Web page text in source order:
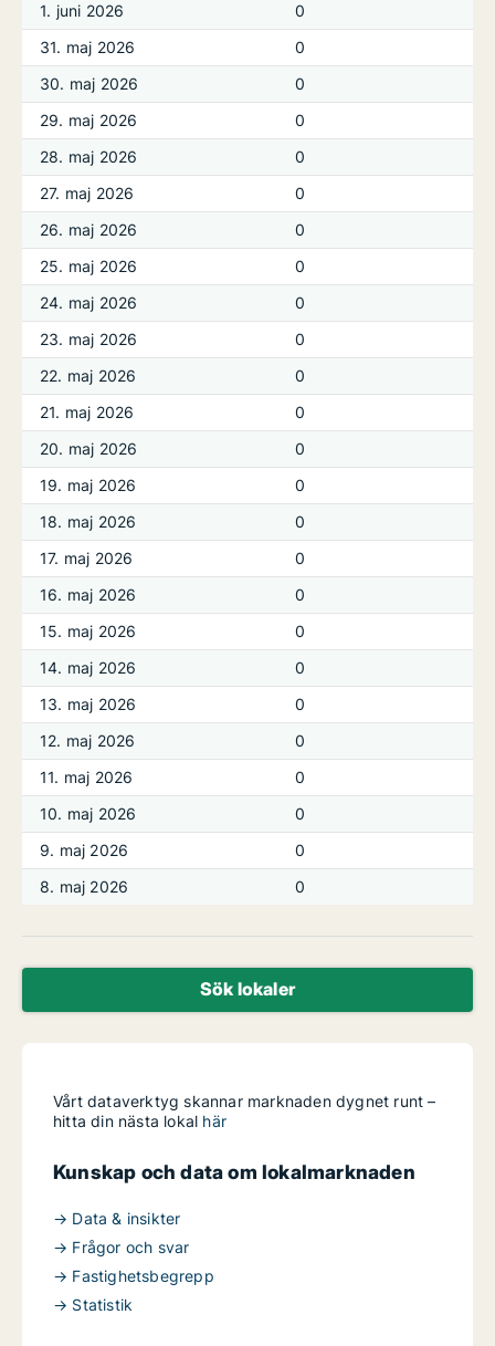
1. juni 2026
0
31. maj 2026
0
30. maj 2026
0
29. maj 2026
0
28. maj 2026
0
27. maj 2026
0
26. maj 2026
0
25. maj 2026
0
24. maj 2026
0
23. maj 2026
0
22. maj 2026
0
21. maj 2026
0
20. maj 2026
0
19. maj 2026
0
18. maj 2026
0
17. maj 2026
0
16. maj 2026
0
15. maj 2026
0
14. maj 2026
0
13. maj 2026
0
12. maj 2026
0
11. maj 2026
0
10. maj 2026
0
9. maj 2026
0
8. maj 2026
0
Sök lokaler
Vårt dataverktyg skannar marknaden dygnet runt –
hitta din nästa lokal här
Kunskap och data om lokalmarknaden
→ Data & insikter
→ Frågor och svar
→ Fastighetsbegrepp
→ Statistik